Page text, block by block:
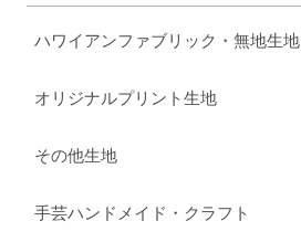
ハワイアンファブリック・無地生地
オリジナルプリント生地
その他生地
手芸ハンドメイド・クラフト